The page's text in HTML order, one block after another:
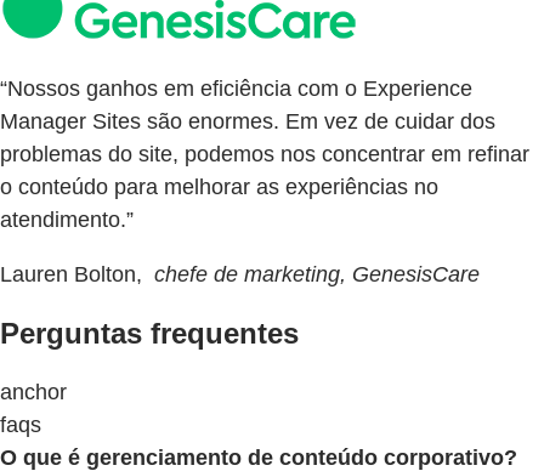
“Nossos ganhos em eficiência com o Experience
Manager Sites são enormes. Em vez de cuidar dos
problemas do site, podemos nos concentrar em refinar
o conteúdo para melhorar as experiências no
atendimento.”
Lauren Bolton, chefe de marketing, GenesisCare
Perguntas frequentes
anchor
faqs
O que é gerenciamento de conteúdo corporativo?